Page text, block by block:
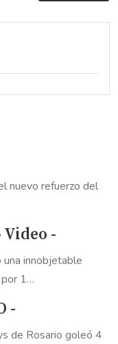
nuevo refuerzo del
Video -
innobjetable
1…
-
de Rosario goleó 4